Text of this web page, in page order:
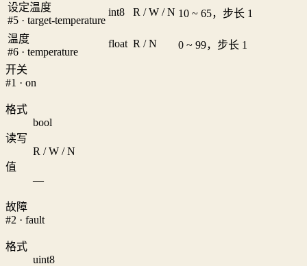
设定温度
#5 · target-temperature
int8 R / W / N 10 ~ 65，步长 1
温度
#6 · temperature
float R / N 0 ~ 99，步长 1
开关
#1 · on
格式
bool
读写
R / W / N
值
—
故障
#2 · fault
格式
uint8